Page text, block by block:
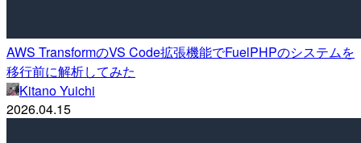
AWS TransformのVS Code拡張機能でFuelPHPのシステムを
移行前に解析してみた
Kitano Yuichi
2026.04.15